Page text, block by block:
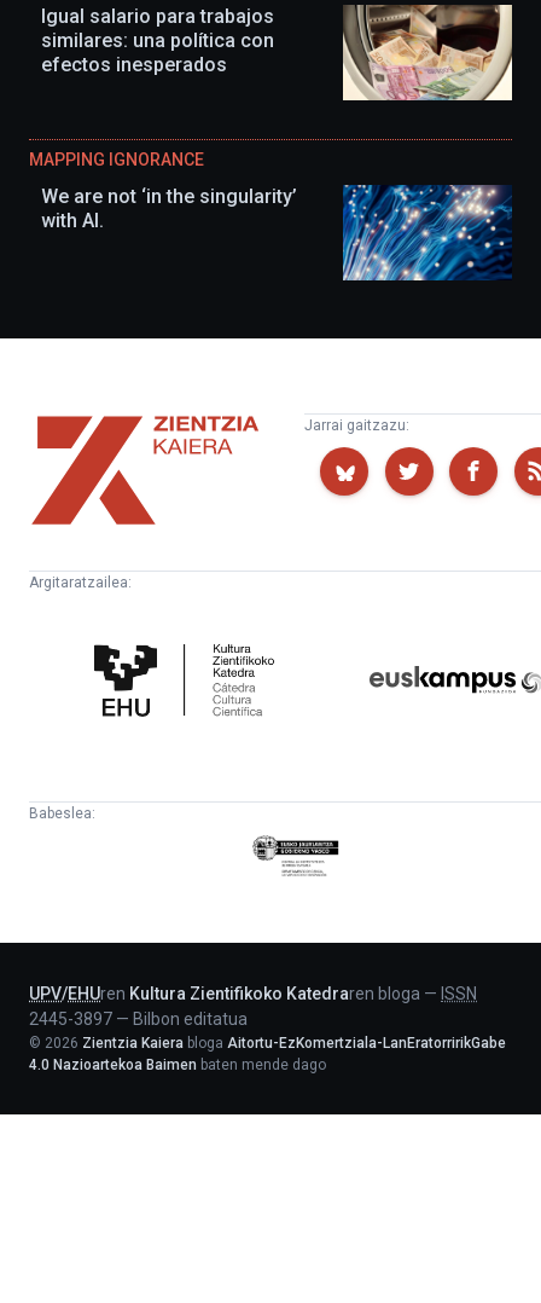
Igual salario para trabajos
similares: una política con
efectos inesperados
MAPPING IGNORANCE
We are not ‘in the singularity’
with AI.
Zientzia
Kaiera
Jarrai gaitzazu:
Argitaratzailea:
Zientifikoko
Katedra
Babeslea:
Eusko
Jaurlaritza
UPV/EHUren Kultura Zientifikoko Katedraren bloga — ISSN
2445-3897 — Bilbon editatua
© 2026 Zientzia Kaiera bloga Aitortu-EzKomertziala-LanEratorririkGabe
4.0 Nazioartekoa Baimen baten mende dago